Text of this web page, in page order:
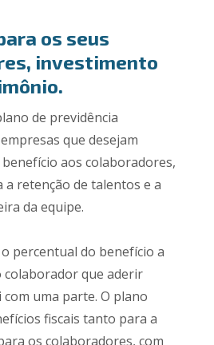
os seus
investimento
de previdência
que desejam
aos colaboradores,
retenção de talentos e a
da equipe.
percentual do benefício a
colaborador que aderir
uma parte. O plano
fiscais tanto para a
os colaboradores, com